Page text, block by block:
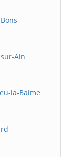
Ain
la-Balme